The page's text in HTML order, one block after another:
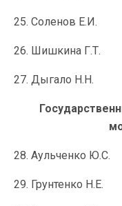
25. Соленов Е.И.
26. Шишкина Г.Т.
27. Дыгало Н.Н.
28. Аульченко Ю.С.
29. Грунтенко Н.Е.